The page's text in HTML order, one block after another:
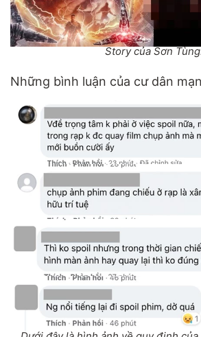
Story của Sơn
Những bình luận của cư dân